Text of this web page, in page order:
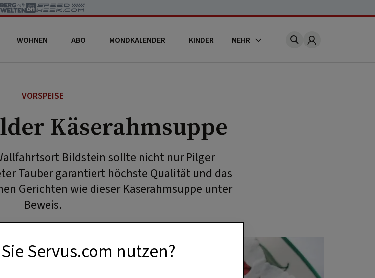
WOHNEN ABO MONDKALENDER KINDER MEHR Account
VORSPEISE
Käserahmsuppe
Bildstein sollte nicht nur Pilger
Tauber garantiert höchste Qualität und das
Gerichten wie dieser Käserahmsuppe unter
Beweis.
Servus.com nutzen?